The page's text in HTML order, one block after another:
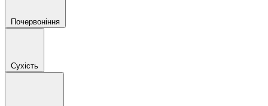
Почервоніння
Сухість